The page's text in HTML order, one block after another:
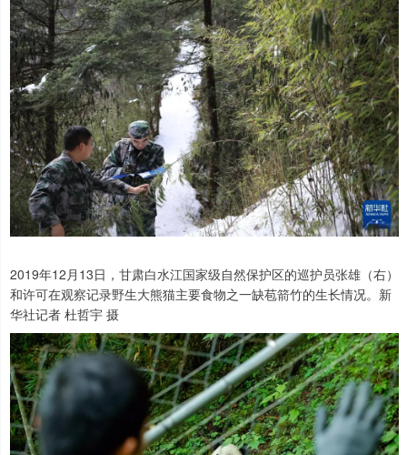
2019年12月13日，甘肃白水江国家级自然保护区的巡护员张雄（右）
和许可在观察记录野生大熊猫主要食物之一缺苞箭竹的生长情况。新
华社记者 杜哲宇 摄